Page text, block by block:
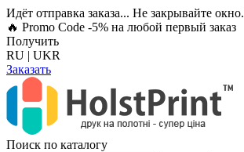
Идёт отправка заказа... Не закрывайте окно.
🔥 Promo Code -5% на любой первый заказ
Получить
RU | UKR
Заказать
Поиск по каталогу